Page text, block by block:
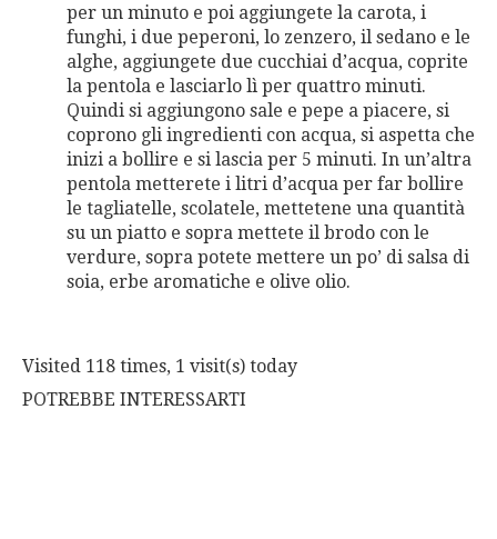
per un minuto e poi aggiungete la carota, i
funghi, i due peperoni, lo zenzero, il sedano e le
alghe, aggiungete due cucchiai d’acqua, coprite
la pentola e lasciarlo lì per quattro minuti.
Quindi si aggiungono sale e pepe a piacere, si
coprono gli ingredienti con acqua, si aspetta che
inizi a bollire e si lascia per 5 minuti. In un’altra
pentola metterete i litri d’acqua per far bollire
le tagliatelle, scolatele, mettetene una quantità
su un piatto e sopra mettete il brodo con le
verdure, sopra potete mettere un po’ di salsa di
soia, erbe aromatiche e olive olio.
Visited 118 times, 1 visit(s) today
POTREBBE INTERESSARTI